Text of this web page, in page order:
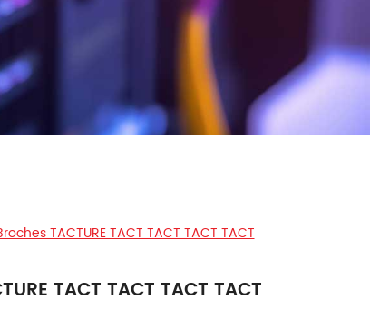
TACTURE TACT TACT TACT TACT
TACT TACT TACT TACT